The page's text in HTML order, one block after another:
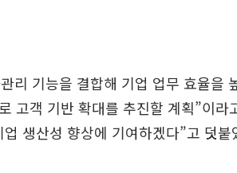
리 기능을 결합해 기업 업무 효율을
고객 기반 확대를 추진할 계획”이라
생산성 향상에 기여하겠다”고 덧붙